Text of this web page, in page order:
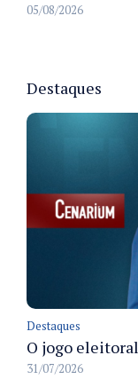
05/08/2026
Destaques
Destaques
O jogo
31/07/2026